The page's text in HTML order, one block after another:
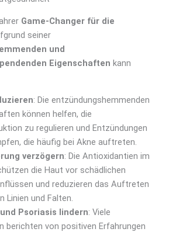
Game-Changer für die
seiner
und
Eigenschaften kann
: Die entzündungshemmenden
können helfen, die
zu regulieren und Entzündungen
die häufig bei Akne auftreten.
verzögern: Die Antioxidantien im
die Haut vor schädlichen
und reduzieren das Auftreten
Linien und Falten.
Psoriasis lindern: Viele
berichten von positiven Erfahrungen